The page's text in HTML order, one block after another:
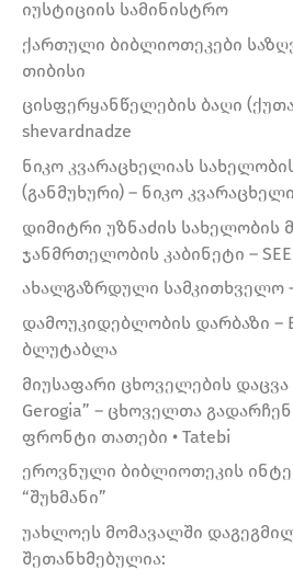
იუსტიციის სამინისტრო
ქართული ბიბლიოთეკები
თიბისი
ცისფერყანწელების ბაღი
shevardnadze
ნიკო კვარაცხელიას
(განმუხური) – ნიკო
დიმიტრი უზნაძის სახელობის
ჯანმრთელობის კაბინეტი –
ახალგაზრდული სამკითხველო
დამოუკიდებლობის დარბაზი –
ბლუტაბლა
მიუსაფარი ცხოველების დაცვა
Gerogia” – ცხოველთა
ფრონტი თათები • Tatebi
ეროვნული ბიბლიოთეკის
“შუხმანი”
უახლოეს მომავალში
შეთანხმებულია: